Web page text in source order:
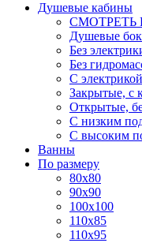
Душевые кабины
СМОТРЕТЬ
Душевые
Без
Без
С
Закрытые, с
Открытые,
С низким
С высоким
Ванны
По размеру
80x80
90x90
100x100
110x85
110x95